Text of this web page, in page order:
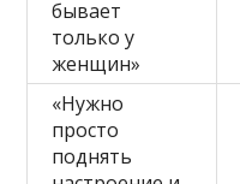
бывает
только у
женщин»
«Нужно
просто
поднять